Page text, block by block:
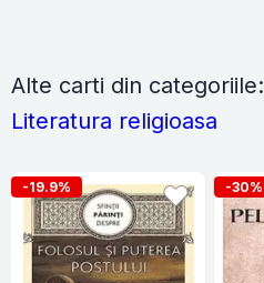
Alte carti din categoriile:
Literatura religioasa
-19.9% -30%